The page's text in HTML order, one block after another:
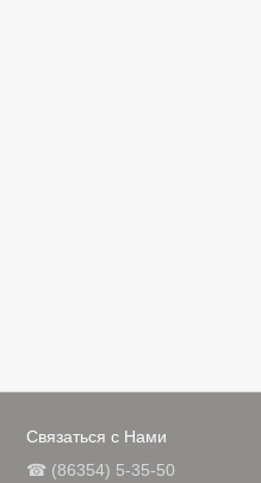
Связаться с Нами
☎ (86354) 5-35-50